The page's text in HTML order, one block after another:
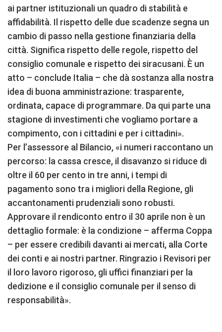
ai partner istituzionali un quadro di stabilità e
affidabilità. Il rispetto delle due scadenze segna un
cambio di passo nella gestione finanziaria della
città. Significa rispetto delle regole, rispetto del
consiglio comunale e rispetto dei siracusani. È un
atto – conclude Italia – che dà sostanza alla nostra
idea di buona amministrazione: trasparente,
ordinata, capace di programmare. Da qui parte una
stagione di investimenti che vogliamo portare a
compimento, con i cittadini e per i cittadini».
Per l’assessore al Bilancio, «i numeri raccontano un
percorso: la cassa cresce, il disavanzo si riduce di
oltre il 60 per cento in tre anni, i tempi di
pagamento sono tra i migliori della Regione, gli
accantonamenti prudenziali sono robusti.
Approvare il rendiconto entro il 30 aprile non è un
dettaglio formale: è la condizione – afferma Coppa
– per essere credibili davanti ai mercati, alla Corte
dei conti e ai nostri partner. Ringrazio i Revisori per
il loro lavoro rigoroso, gli uffici finanziari per la
dedizione e il consiglio comunale per il senso di
responsabilità».